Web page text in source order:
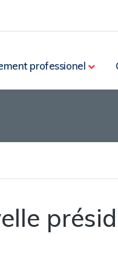
professionel